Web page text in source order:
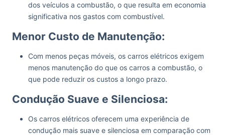
dos veículos a combustão, o que resulta em economia
significativa nos gastos com combustível.
Menor Custo de Manutenção:
Com menos peças móveis, os carros elétricos exigem
menos manutenção do que os carros a combustão, o
que pode reduzir os custos a longo prazo.
Condução Suave e Silenciosa:
Os carros elétricos oferecem uma experiência de
condução mais suave e silenciosa em comparação com